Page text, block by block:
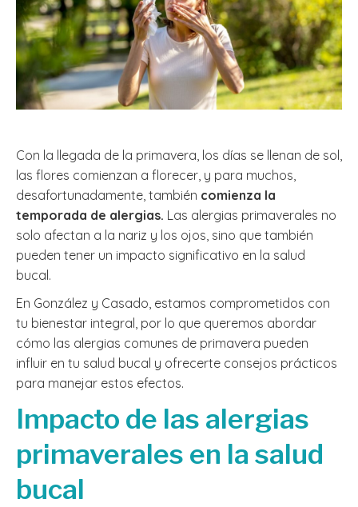
Con la llegada de la primavera, los días se llenan de sol,
las flores comienzan a florecer, y para muchos,
desafortunadamente, también comienza la
temporada de alergias. Las alergias primaverales no
solo afectan a la nariz y los ojos, sino que también
pueden tener un impacto significativo en la salud
bucal.
En González y Casado, estamos comprometidos con
tu bienestar integral, por lo que queremos abordar
cómo las alergias comunes de primavera pueden
influir en tu salud bucal y ofrecerte consejos prácticos
para manejar estos efectos.
Impacto de las alergias
primaverales en la salud
bucal